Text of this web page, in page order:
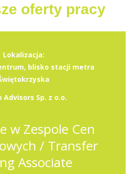
oferty pracy
Lokalizacja:
blisko stacji metra
Advisors Sp. z o.o.
w Zespole Cen
/ Transfer
Associate